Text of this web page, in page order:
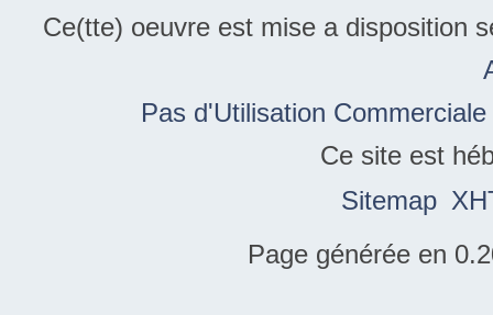
Ce(tte) oeuvre est mise a disposition
Pas d'Utilisation
Ce site est
Sitemap
Page générée en